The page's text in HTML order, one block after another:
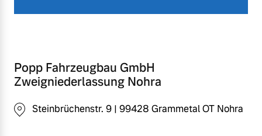
Popp Fahrzeugbau GmbH
Zweigniederlassung Nohra
Steinbrüchenstr. 9 | 99428 Grammetal OT Nohra